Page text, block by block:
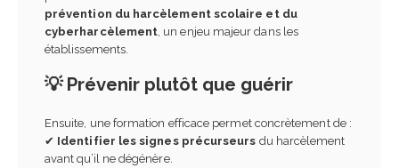
prévention du harcèlement scolaire et du
cyberharcèlement , un enjeu majeur dans les
établissements.
💡 Prévenir plutôt que guérir
Ensuite, une formation efficace permet concrètement de :
✔ Identifier les signes précurseurs du harcèlement
avant qu’il ne dégénère.